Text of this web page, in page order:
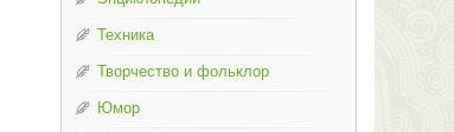
Техника
Творчество и фольклор
Юмор